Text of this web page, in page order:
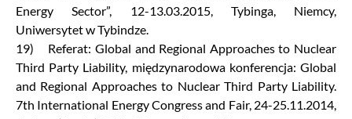
Energy Sector”, 12-13.03.2015, Tybinga, Niemcy,
Uniwersytet w Tybindze.
19) Referat: Global and Regional Approaches to Nuclear
Third Party Liability, międzynarodowa konferencja: Global
and Regional Approaches to Nuclear Third Party Liability.
7th International Energy Congress and Fair, 24-25.11.2014,